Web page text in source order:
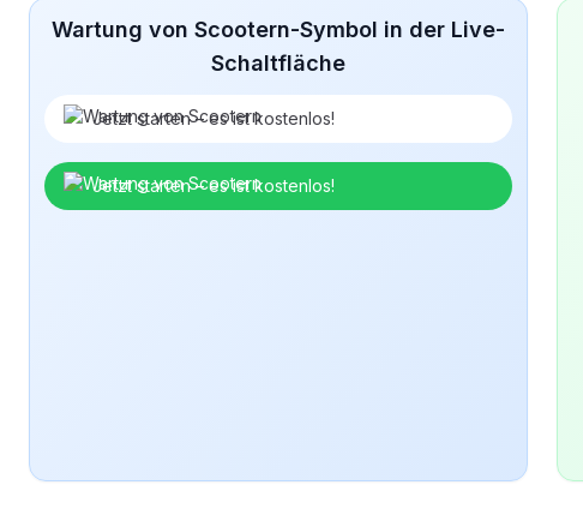
Wartung von Scootern-Symbol in der Live-
Schaltfläche
Jetzt starten – es ist kostenlos!
Jetzt starten – es ist kostenlos!